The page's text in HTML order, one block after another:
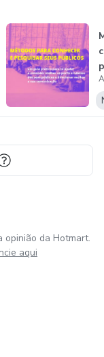
e instituições a
minorizados
deficiência). Para
com esses
de
opinião da Hotmart.
aqui